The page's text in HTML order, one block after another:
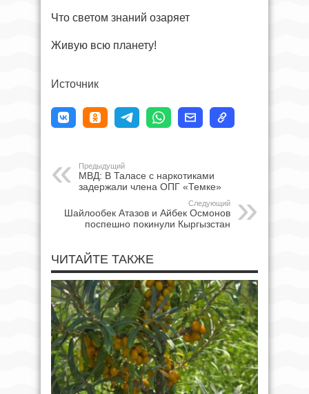
Что светом знаний озаряет
Живую всю планету!
Источник
Предыдущий
МВД: В Таласе с наркотиками
задержали члена ОПГ «Темке»
Следующий
Шайлообек Атазов и Айбек Осмонов
поспешно покинули Кыргызстан
ЧИТАЙТЕ ТАКЖЕ